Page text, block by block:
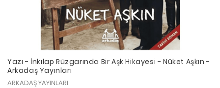
Yazı - İnkılap Rüzgarında Bir Aşk Hikayesi - Nüket Aşkın -
Arkadaş Yayınları
ARKADAŞ YAYINLARI